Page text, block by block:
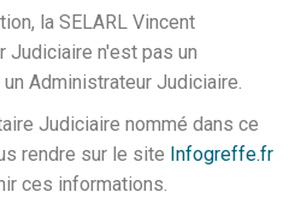
la SELARL Vincent
Judiciaire n'est pas un
Administrateur Judiciaire.
Judiciaire nommé dans ce
rendre sur le site Infogreffe.fr
ces informations.